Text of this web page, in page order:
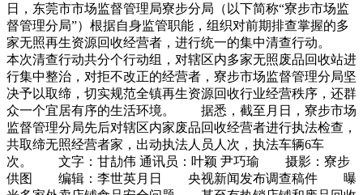
日，东莞市市场监督管理局寮步分局（以下简称“寮步市场监
督管理分局”）根据自身监管职能，组织对前期排查掌握的多
家无照再生资源回收经营者，进行统一的集中清查行动。
本次清查行动共分个行动组，对辖区内多家无照废品回收站进
行集中整治，对拒不改正的经营者，寮步市场监督管理分局坚
决予以取缔，切实规范全镇再生资源回收行业经营秩序，还群
众一个宜居有序的生活环境。 据悉，截至月日，寮步市场
监督管理分局先后对辖区内家废品回收经营者进行执法检查，
共取缔无照经营者家，出动执法人员人次，执法车辆6车
次。 文字：甘劼伟 通讯员：叶颖 尹巧瑜 摄影：寮步
供图 编辑：李世英月日 央视新闻发布调查稿件 曝